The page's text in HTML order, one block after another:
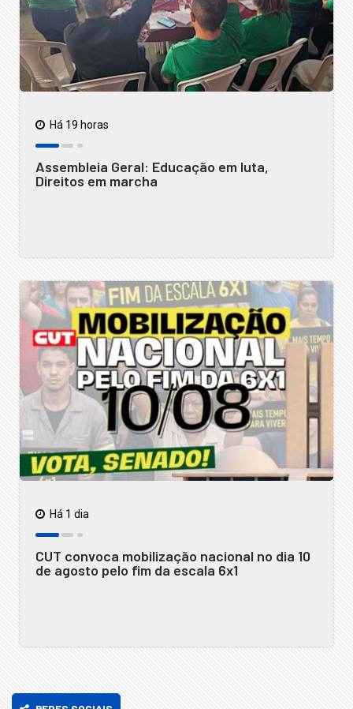
Há 19 horas
Assembleia Geral: Educação em luta,
Direitos em marcha
Há 1 dia
CUT convoca mobilização nacional no dia 10
de agosto pelo fim da escala 6x1